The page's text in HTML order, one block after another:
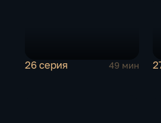
26 серия 49 мин